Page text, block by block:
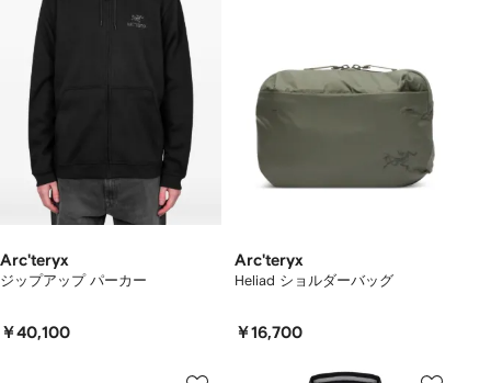
Arc'teryx
ジップアップ パーカー
￥40,100
Arc'teryx
Heliad ショルダーバッグ
￥16,700